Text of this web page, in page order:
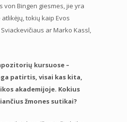
von Bingen giesmes, jie yra
tokių kaip Evos
ar Marko Kassl,
kursuose –
patirtis, visai kas kita,
akademijoje. Kokius
žmones sutikai?